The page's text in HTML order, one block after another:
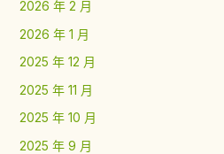
2026 年 2 月
2026 年 1 月
2025 年 12 月
2025 年 11 月
2025 年 10 月
2025 年 9 月